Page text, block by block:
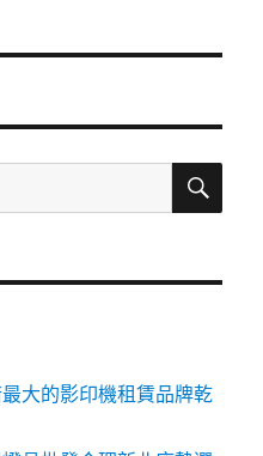
搜
大的影印機租賃品牌乾